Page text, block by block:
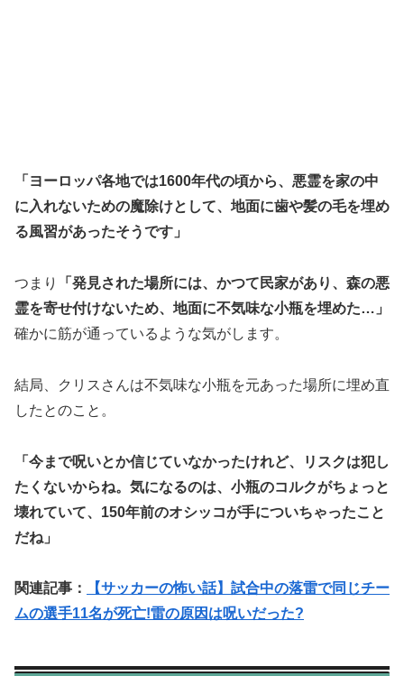
「ヨーロッパ各地では1600年代の頃から、悪霊を家の中
に入れないための魔除けとして、地面に歯や髪の毛を埋め
る風習があったそうです」
つまり
「発見された場所には、かつて民家があり、森の悪
霊を寄せ付けないため、地面に不気味な小瓶を埋めた…」
確かに筋が通っているような気がします。
結局、クリスさんは不気味な小瓶を元あった場所に埋め直
したとのこと。
「今まで呪いとか信じていなかったけれど、リスクは犯し
たくないからね。気になるのは、小瓶のコルクがちょっと
壊れていて、150年前のオシッコが手についちゃったこと
だね」
関連記事：
【サッカーの怖い話】試合中の落雷で同じチー
ムの選手11名が死亡!雷の原因は呪いだった?